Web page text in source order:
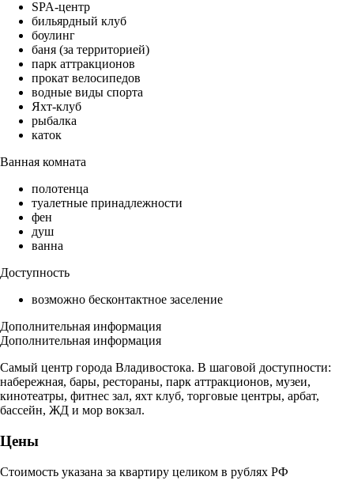
SPA-центр
бильярдный клуб
боулинг
баня (за территорией)
парк аттракционов
прокат велосипедов
водные виды спорта
Яхт-клуб
рыбалка
каток
Ванная комната
полотенца
туалетные принадлежности
фен
душ
ванна
Доступность
возможно бесконтактное заселение
Дополнительная информация
Дополнительная информация
Самый центр города Владивостока. В шаговой доступности:
набережная, бары, рестораны, парк аттракционов, музеи,
кинотеатры, фитнес зал, яхт клуб, торговые центры, арбат,
бассейн, ЖД и мор вокзал.
Цены
Стоимость указана за квартиру целиком в рублях РФ